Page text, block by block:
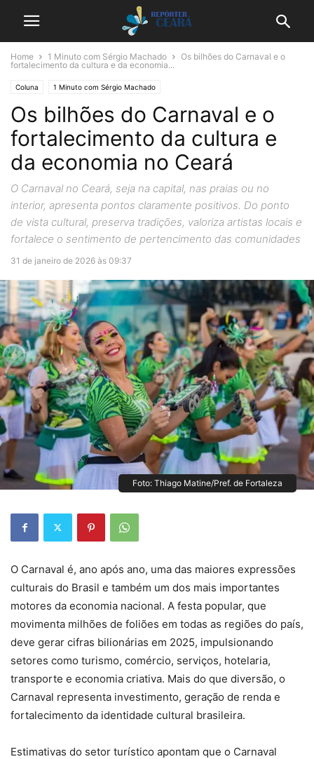
Home 1 Minuto com Sérgio Machado
Os bilhões do Carnaval e o
fortalecimento da cultura e da economia...
Coluna 1 Minuto com Sérgio Machado
Os bilhões do Carnaval e o
fortalecimento da cultura e
da economia no Ceará
O Carnaval no Ceará, seja na capital, nas praias ou no
interior, apresenta pontos claramente positivos. Do ponto
de vista cultural, preserva tradições, valoriza artistas locais e
fortalece o sentimento de pertencimento das comunidades
31 de janeiro de 2026 às 09:37
Foto: Thiago Matine/Pref. de Fortaleza
O Carnaval é, ano após ano, uma das maiores expressões
culturais do Brasil e também um dos mais importantes
motores da economia nacional. A festa popular, que
movimenta milhões de foliões em todas as regiões do país,
deve gerar cifras bilionárias em 2025, impulsionando
setores como turismo, comércio, serviços, hotelaria,
transporte e economia criativa. Mais do que diversão, o
Carnaval representa investimento, geração de renda e
fortalecimento da identidade cultural brasileira.
Estimativas do setor turístico apontam que o Carnaval